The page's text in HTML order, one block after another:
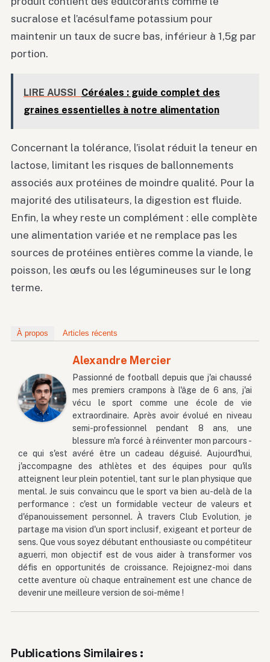
sucralose et l’acésulfame potassium pour
maintenir un taux de sucre bas, inférieur à 1,5g par
portion.
LIRE AUSSI
Céréales : guide complet des
graines essentielles à notre alimentation
Concernant la tolérance, l’isolat réduit la teneur en
lactose, limitant les risques de ballonnements
associés aux protéines de moindre qualité. Pour la
majorité des utilisateurs, la digestion est fluide.
Enfin, la whey reste un complément : elle complète
une alimentation variée et ne remplace pas les
sources de protéines entières comme la viande, le
poisson, les œufs ou les légumineuses sur le long
terme.
À propos Articles récents
Alexandre Mercier
Passionné de football depuis que j'ai chaussé
mes premiers crampons à l'âge de 6 ans, j'ai
vécu le sport comme une école de vie
extraordinaire. Après avoir évolué en niveau
semi-professionnel pendant 8 ans, une
blessure m'a forcé à réinventer mon parcours -
ce qui s'est avéré être un cadeau déguisé. Aujourd'hui,
j'accompagne des athlètes et des équipes pour qu'ils
atteignent leur plein potentiel, tant sur le plan physique que
mental. Je suis convaincu que le sport va bien au-delà de la
performance : c'est un formidable vecteur de valeurs et
d'épanouissement personnel. À travers Club Evolution, je
partage ma vision d'un sport inclusif, exigeant et porteur de
sens. Que vous soyez débutant enthousiaste ou compétiteur
aguerri, mon objectif est de vous aider à transformer vos
défis en opportunités de croissance. Rejoignez-moi dans
cette aventure où chaque entraînement est une chance de
devenir une meilleure version de soi-même !
Publications Similaires :